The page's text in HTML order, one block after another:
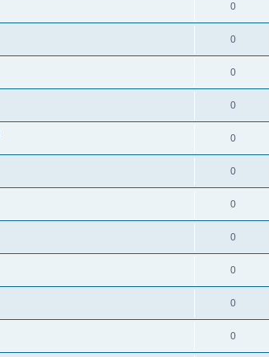
0
0
0
0
0
0
0
0
0
0
0